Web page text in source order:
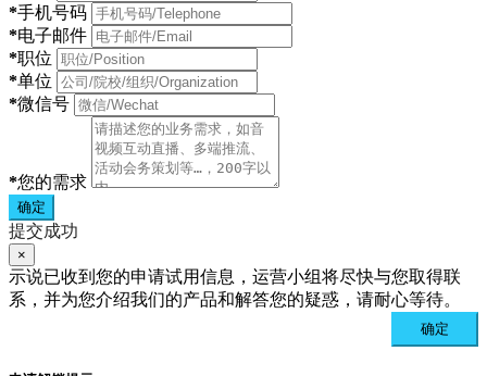
*手机号码
*电子邮件
*职位
*单位
*微信号
*您的需求
确定
提交成功
×
示说已收到您的申请试用信息，运营小组将尽快与您取得联
系，并为您介绍我们的产品和解答您的疑惑，请耐心等待。
确定